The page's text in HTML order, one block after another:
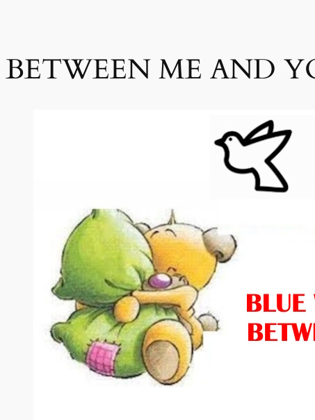
BETWEEN ME AND